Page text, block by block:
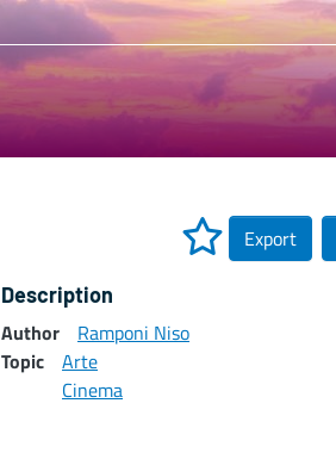
Export
Description
Author
Ramponi Niso
Topic
Arte
Cinema